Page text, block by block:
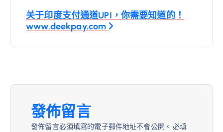
導
覽
关于印度支付通道UPI，你需要知道的！
www.deekpay.com
發佈留言
發佈留言必須填寫的電子郵件地址不會公開。 必填